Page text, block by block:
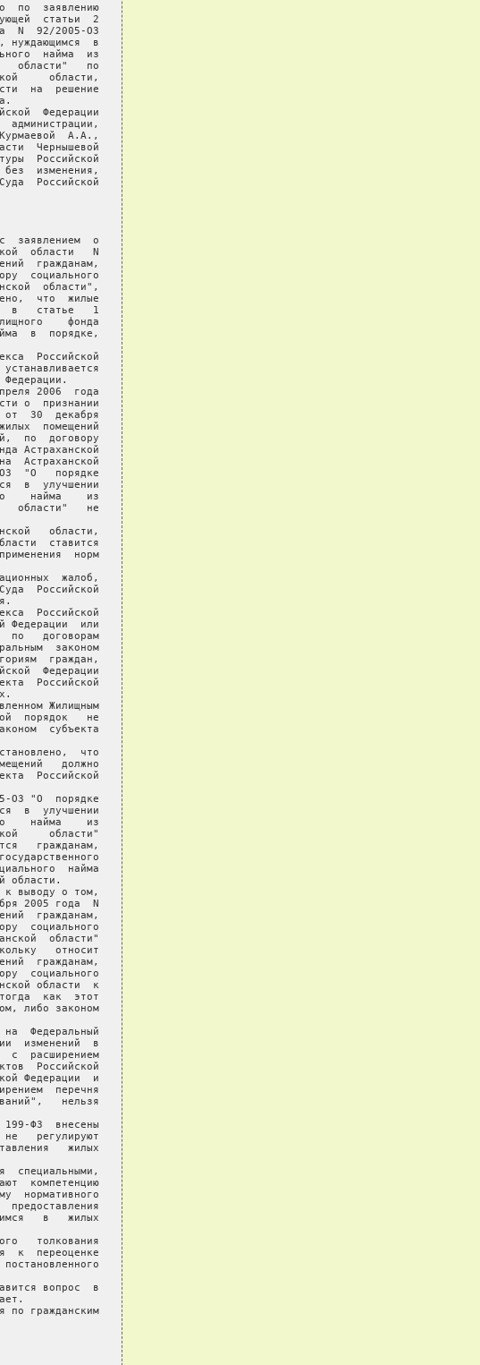
по  заявлению
статьи  2
N  92/2005-ОЗ
нуждающимся  в
найма  из
области"   по
области,
на  решение
Федерации
администрации,
А.А.,
Чернышевой
Российской
изменения,
Российской
заявлением  о
области   N
гражданам,
социального
области",
что  жилые
в   статье   1
фонда
в  порядке,
Российской
устанавливается
Федерации.
2006  года
о  признании
от  30  декабря
помещений
по  договору
Астраханской
Астраханской
"О   порядке
в  улучшении
найма    из
области"   не
области,
ставится
норм
жалоб,
Российской
Российской
Федерации  или
по   договорам
законом
граждан,
Федерации
Российской
Жилищным
порядок   не
субъекта
что
должно
Российской
ОЗ "О  порядке
в  улучшении
найма    из
области"
гражданам,
найма
области.
выводу о том,
2005 года  N
гражданам,
социального
области"
относит
гражданам,
социального
области  к
как  этот
либо законом
на  Федеральный
изменений  в
с  расширением
Российской
Федерации  и
перечня
нельзя
199-ФЗ  внесены
не   регулируют
жилых
специальными,
компетенцию
нормативного
предоставления
в   жилых
толкования
к  переоценке
постановленного
вопрос  в
по гражданским